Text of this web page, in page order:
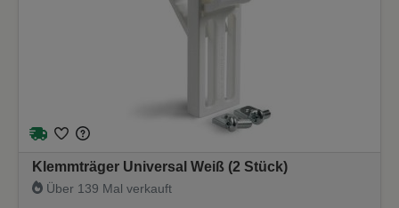
Klemmträger Universal Weiß (2 Stück)
Über 139 Mal verkauft